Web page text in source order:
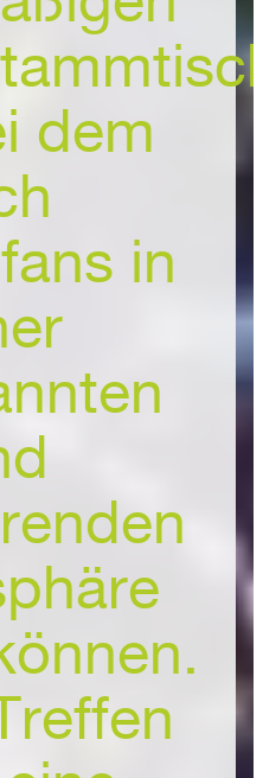
dem
in